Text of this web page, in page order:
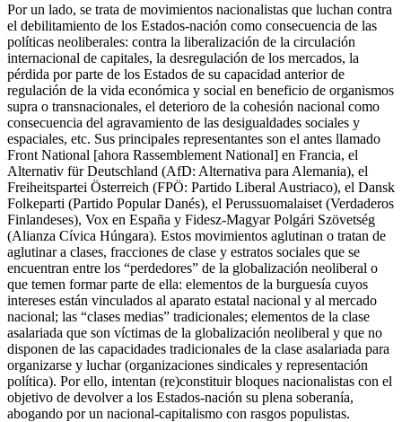
Por un lado, se trata de movimientos nacionalistas que luchan contra
el debilitamiento de los Estados-nación como consecuencia de las
políticas neoliberales: contra la liberalización de la circulación
internacional de capitales, la desregulación de los mercados, la
pérdida por parte de los Estados de su capacidad anterior de
regulación de la vida económica y social en beneficio de organismos
supra o transnacionales, el deterioro de la cohesión nacional como
consecuencia del agravamiento de las desigualdades sociales y
espaciales, etc. Sus principales representantes son el antes llamado
Front National [ahora Rassemblement National] en Francia, el
Alternativ für Deutschland (AfD: Alternativa para Alemania), el
Freiheitspartei Österreich (FPÖ: Partido Liberal Austriaco), el Dansk
Folkeparti (Partido Popular Danés), el Perussuomalaiset (Verdaderos
Finlandeses), Vox en España y Fidesz-Magyar Polgári Szövetség
(Alianza Cívica Húngara). Estos movimientos aglutinan o tratan de
aglutinar a clases, fracciones de clase y estratos sociales que se
encuentran entre los “perdedores” de la globalización neoliberal o
que temen formar parte de ella: elementos de la burguesía cuyos
intereses están vinculados al aparato estatal nacional y al mercado
nacional; las “clases medias” tradicionales; elementos de la clase
asalariada que son víctimas de la globalización neoliberal y que no
disponen de las capacidades tradicionales de la clase asalariada para
organizarse y luchar (organizaciones sindicales y representación
política). Por ello, intentan (re)constituir bloques nacionalistas con el
objetivo de devolver a los Estados-nación su plena soberanía,
abogando por un nacional-capitalismo con rasgos populistas.